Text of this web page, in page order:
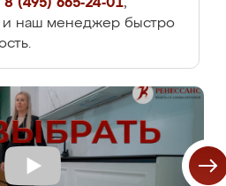
8 (495) 665-24-01,
и наш менеджер быстро